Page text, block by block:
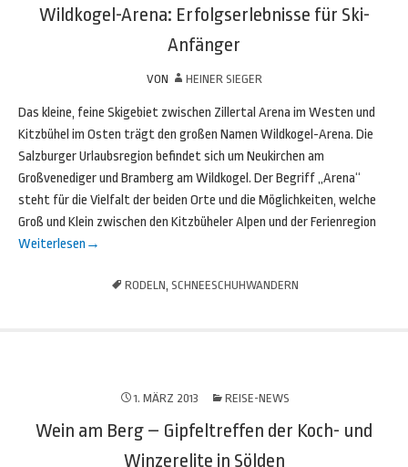
Wildkogel-Arena: Erfolgserlebnisse für Ski-
Anfänger
VON HEINER SIEGER
Das kleine, feine Skigebiet zwischen Zillertal Arena im Westen und
Kitzbühel im Osten trägt den großen Namen Wildkogel-Arena. Die
Salzburger Urlaubsregion befindet sich um Neukirchen am
Großvenediger und Bramberg am Wildkogel. Der Begriff „Arena“
steht für die Vielfalt der beiden Orte und die Möglichkeiten, welche
Groß und Klein zwischen den Kitzbüheler Alpen und der Ferienregion
Weiterlesen →
RODELN, SCHNEESCHUHWANDERN
1. MÄRZ 2013 REISE-NEWS
Wein am Berg – Gipfeltreffen der Koch- und
Winzerelite in Sölden